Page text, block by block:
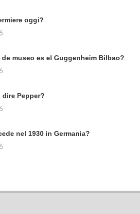
oggi?
museo es el Guggenheim Bilbao?
Pepper?
nel 1930 in Germania?